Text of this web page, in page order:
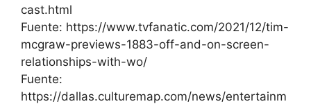
cast.html
Fuente: https://www.tvfanatic.com/2021/12/tim-
mcgraw-previews-1883-off-and-on-screen-
relationships-with-wo/
Fuente:
https://dallas.culturemap.com/news/entertainm